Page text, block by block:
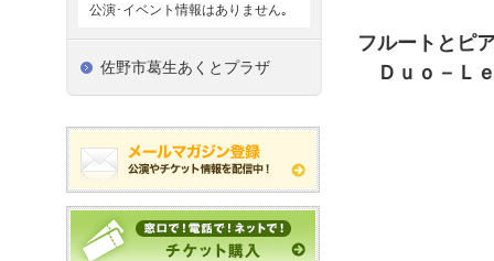
フルートとピ
Ｄｕｏ－Ｌ
公演･イベント情報はありません｡
佐野市葛生あくとプラザ